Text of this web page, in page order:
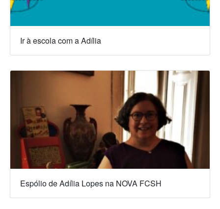
Ir à escola com a Adília
Espólio de Adília Lopes na NOVA FCSH